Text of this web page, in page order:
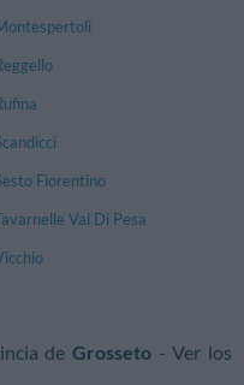
Fiorentino
Val Di Pesa
de Grosseto - Ver los